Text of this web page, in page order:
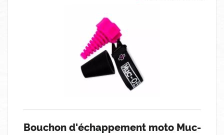
Bouchon d'échappement moto Muc-